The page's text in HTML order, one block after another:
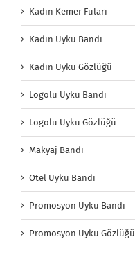
Kadın Kemer Fuları
Kadın Uyku Bandı
Kadın Uyku Gözlüğü
Logolu Uyku Bandı
Logolu Uyku Gözlüğü
Makyaj Bandı
Otel Uyku Bandı
Promosyon Uyku Bandı
Promosyon Uyku Gözlüğü